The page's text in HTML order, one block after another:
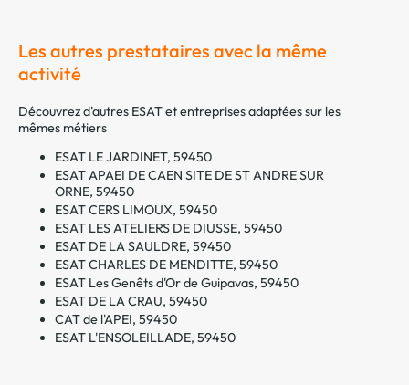
Les autres prestataires avec la même
activité
Découvrez d'autres ESAT et entreprises adaptées sur les
mêmes métiers
ESAT LE JARDINET, 59450
ESAT APAEI DE CAEN SITE DE ST ANDRE SUR
ORNE, 59450
ESAT CERS LIMOUX, 59450
ESAT LES ATELIERS DE DIUSSE, 59450
ESAT DE LA SAULDRE, 59450
ESAT CHARLES DE MENDITTE, 59450
ESAT Les Genêts d'Or de Guipavas, 59450
ESAT DE LA CRAU, 59450
CAT de l'APEI, 59450
ESAT L'ENSOLEILLADE, 59450